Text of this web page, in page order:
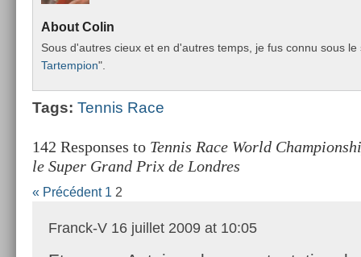
About Colin
Sous d'aut­res cieux et en d'aut­res temps, je fus connu sous le
Tar­temp­ion".
Tags: Ten­nis Race
142 Responses to Tennis Race World
le Super Grand Prix de Londres
« Précédent 1 2
Franck-V 16 juillet 2009 at 10:05